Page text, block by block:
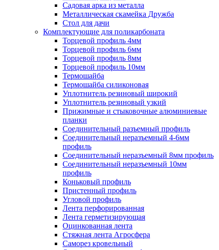
Садовая арка из металла
Металлическая скамейка Дружба
Стол для дачи
Комплектующие для поликарбоната
Торцевой профиль 4мм
Торцевой профиль 6мм
Торцевой профиль 8мм
Торцевой профиль 10мм
Термошайба
Термошайба силиконовая
Уплотнитель резиновый широкий
Уплотнитель резиновый узкий
Прижимные и стыковочные алюминиевые
планки
Соединительный разъемный профиль
Соединительный неразъемный 4-6мм
профиль
Соединительный неразъемный 8мм профиль
Соединительный неразъемный 10мм
профиль
Коньковый профиль
Пристенный профиль
Угловой профиль
Лента перфорированная
Лента герметизирующая
Оцинкованная лента
Стяжная лента Агросфера
Саморез кровельный